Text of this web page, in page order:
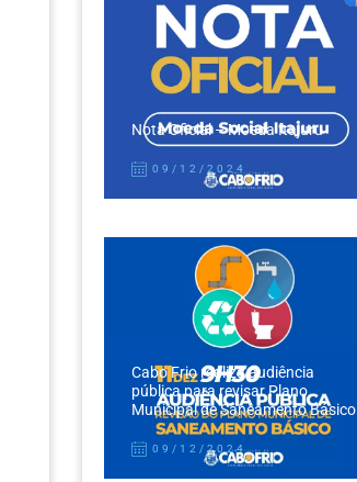
Nota Oficial – Moeda Itajuru
09/12/2024
Cabo Frio realiza audiência
pública para revisar Plano
Municipal de Saneamento Básico
09/12/2024